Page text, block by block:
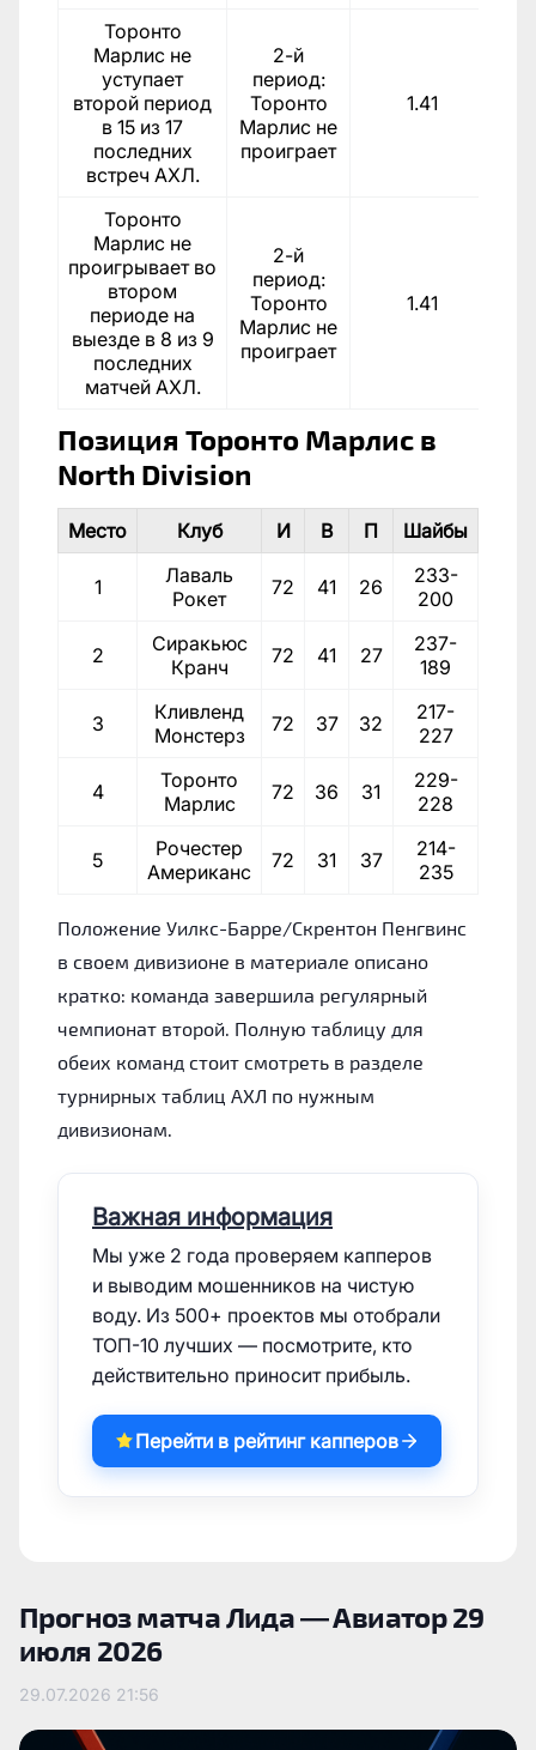
Торонто
Марлис не
уступает
второй период
в 15 из 17
последних
встреч АХЛ.
2-й
период:
Торонто
Марлис не
проиграет
1.41
Торонто
Марлис не
проигрывает во
втором
периоде на
выезде в 8 из 9
последних
матчей АХЛ.
2-й
период:
Торонто
Марлис не
проиграет
1.41
Позиция Торонто Марлис в
North Division
Место Клуб И В П Шайбы
1
Лаваль
Рокет
72 41 26
233-
200
2
Сиракьюс
Кранч
72 41 27
237-
189
3
Кливленд
Монстерз
72 37 32
217-
227
4
Торонто
Марлис
72 36 31
229-
228
5
Рочестер
Американс
72 31 37
214-
235
Положение Уилкс-Барре/Скрентон Пенгвинс
в своем дивизионе в материале описано
кратко: команда завершила регулярный
чемпионат второй. Полную таблицу для
обеих команд стоит смотреть в разделе
турнирных таблиц АХЛ по нужным
дивизионам.
Важная информация
Мы уже 2 года проверяем капперов
и выводим мошенников на чистую
воду. Из 500+ проектов мы отобрали
ТОП-10 лучших — посмотрите, кто
действительно приносит прибыль.
Перейти в рейтинг капперов
Прогноз матча Лида — Авиатор 29
июля 2026
29.07.2026 21:56